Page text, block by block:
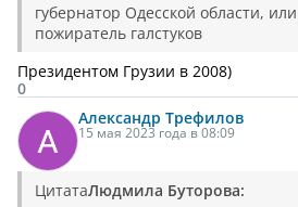
губернатор Одесской области,
пожиратель галстуков
Президентом Грузии в 2008)
0
Александр Трефилов
15 мая 2023 года в 08:09
ЦитатаЛюдмила Буторова: